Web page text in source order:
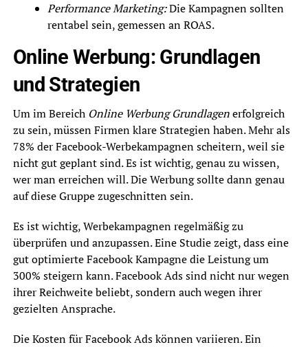
Performance Marketing:Die Kampagnen sollten
rentabel sein, gemessen an ROAS.
Online Werbung: Grundlagen
und Strategien
Um im Bereich Online Werbung Grundlagenerfolgreich
zu sein, müssen Firmen klare Strategien haben. Mehr als
78% der Facebook-Werbekampagnen scheitern, weil sie
nicht gut geplant sind. Es ist wichtig, genau zu wissen,
wer man erreichen will. Die Werbung sollte dann genau
auf diese Gruppe zugeschnitten sein.
Es ist wichtig, Werbekampagnen regelmäßig zu
überprüfen und anzupassen. Eine Studie zeigt, dass eine
gut optimierte Facebook Kampagne die Leistung um
300% steigern kann. Facebook Ads sind nicht nur wegen
ihrer Reichweite beliebt, sondern auch wegen ihrer
gezielten Ansprache.
Die Kosten für Facebook Ads können variieren. Ein